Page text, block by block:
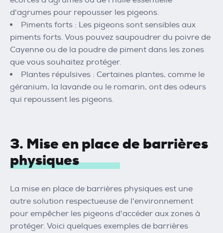
d'agrumes pour repousser les pigeons.
Piments forts : Les pigeons sont sensibles aux
piments forts. Vous pouvez saupoudrer du poivre de
Cayenne ou de la poudre de piment dans les zones
que vous souhaitez protéger.
Plantes répulsives : Certaines plantes, comme le
géranium, la lavande ou le romarin, ont des odeurs
qui repoussent les pigeons.
3. Mise en place de barrières
physiques
La mise en place de barrières physiques est une
autre solution respectueuse de l'environnement
pour empêcher les pigeons d'accéder aux zones à
protéger. Voici quelques exemples de barrières